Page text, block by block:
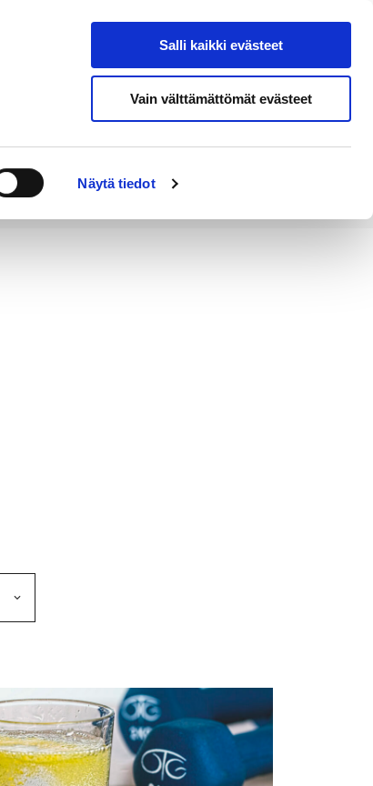
Näytä tiedot
Salli kaikki evästeet
Vain välttämättömät evästeet
Hae sivustolta